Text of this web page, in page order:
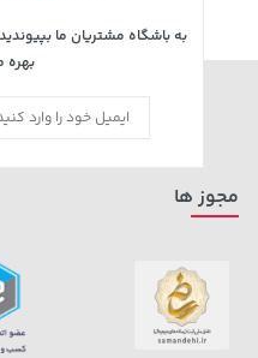
104,080,000 تومان خرید
به باشگاه مشتریان ما
بهره
مجوز ها